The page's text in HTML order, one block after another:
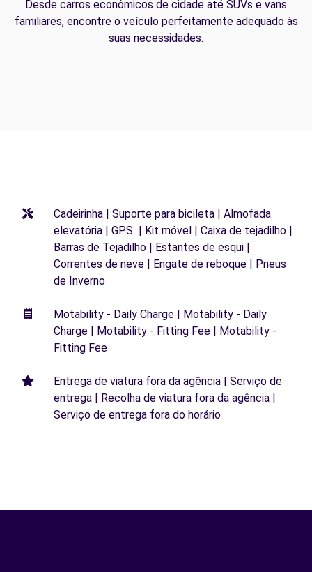
Desde carros econômicos de cidade até SUVs e vans
familiares, encontre o veículo perfeitamente adequado às
suas necessidades.
Cadeirinha | Suporte para bicileta | Almofada
elevatória | GPS | Kit móvel | Caixa de tejadilho |
Barras de Tejadilho | Estantes de esqui |
Correntes de neve | Engate de reboque | Pneus
de Inverno
Motability - Daily Charge | Motability - Daily
Charge | Motability - Fitting Fee | Motability -
Fitting Fee
Entrega de viatura fora da agência | Serviço de
entrega | Recolha de viatura fora da agência |
Serviço de entrega fora do horário